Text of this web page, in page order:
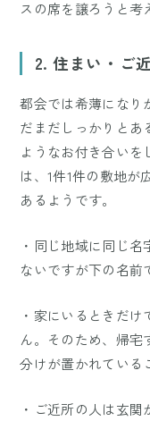
スの席を譲ろうと考
2. 住まい・ご
都会では希薄になり
だまだしっかりとあ
ようなお付き合いを
は、1件1件の敷地が
あるようです。
・同じ地域に同じ
ないですが下の名前
・家にいるときだ
ん。そのため、帰宅
分けが置かれている
・ご近所の人は玄